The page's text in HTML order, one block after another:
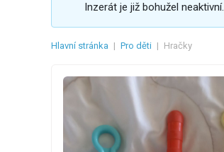
Inzerát je již bohužel neaktivní.
Hlavní stránka | Pro děti | Hračky